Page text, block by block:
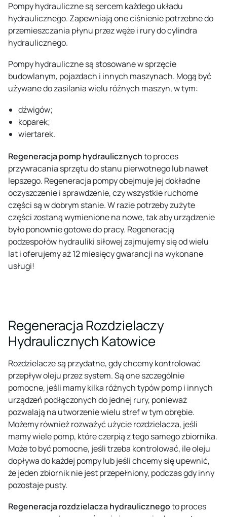
Pompy hydrauliczne są sercem każdego układu
hydraulicznego. Zapewniają one ciśnienie potrzebne do
przemieszczania płynu przez węże i rury do cylindra
hydraulicznego.
Pompy hydrauliczne są stosowane w sprzęcie
budowlanym, pojazdach i innych maszynach. Mogą być
używane do zasilania wielu różnych maszyn, w tym:
dźwigów;
koparek;
wiertarek.
Regeneracja pomp hydraulicznychto proces
przywracania sprzętu do stanu pierwotnego lub nawet
lepszego. Regeneracja pompy obejmuje jej dokładne
oczyszczenie i sprawdzenie, czy wszystkie ruchome
części są w dobrym stanie. W razie potrzeby zużyte
części zostaną wymienione na nowe, tak aby urządzenie
było ponownie gotowe do pracy. Regeneracją
podzespołów hydrauliki siłowej zajmujemy się od wielu
lat i oferujemy aż 12 miesięcy gwarancji na wykonane
usługi!
Regeneracja Rozdzielaczy
Hydraulicznych Katowice
Rozdzielacze są przydatne, gdy chcemy kontrolować
przepływ oleju przez system. Są one szczególnie
pomocne, jeśli mamy kilka różnych typów pomp i innych
urządzeń podłączonych do jednej rury, ponieważ
pozwalają na utworzenie wielu stref w tym obrębie.
Możemy również rozważyć użycie rozdzielacza, jeśli
mamy wiele pomp, które czerpią z tego samego zbiornika.
Może to być pomocne, jeśli trzeba kontrolować, ile oleju
dopływa do każdej pompy lub jeśli chcemy się upewnić,
że jeden zbiornik nie jest przepełniony, podczas gdy inny
pozostaje pusty.
Regeneracja rozdzielacza hydraulicznegoto proces